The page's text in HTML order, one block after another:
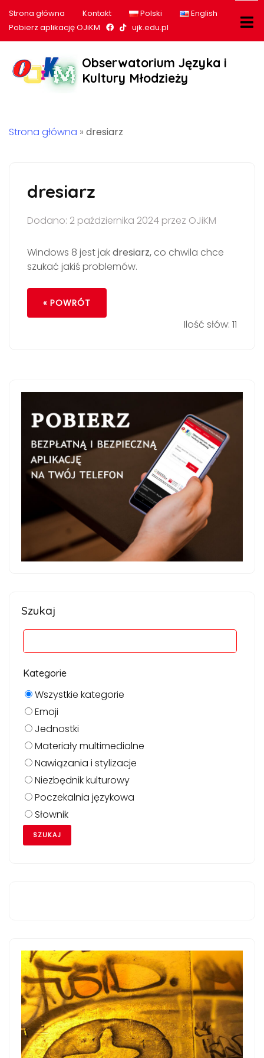
Strona główna Kontakt Polski
English
Pobierz aplikację OJiKM
Nasz profil na Facebook
Nasz profil na tiktok
ujk.edu.pl
Obserwatorium Języka i
Kultury Młodzieży
Strona główna » dresiarz
dresiarz
Dodano: 2 października 2024 przez OJiKM
Windows 8 jest jakdresiarz, co chwila chce
szukać jakiś problemów.
« POWRÓT
Ilość słów: 11
Szukaj
Kategorie
Wszystkie kategorie
Emoji
Jednostki
Materiały multimedialne
Nawiązania i stylizacje
Niezbędnik kulturowy
Poczekalnia językowa
Słownik